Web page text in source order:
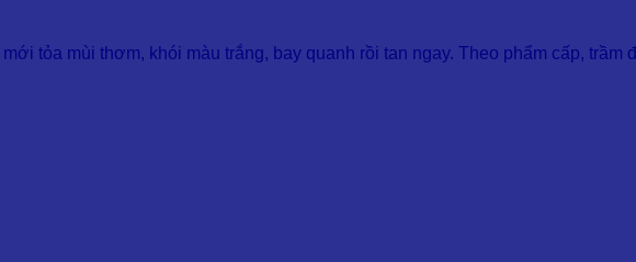
tỏa mùi thơm, khói màu trắng, bay quanh rồi tan ngay. Theo phẩm cấp, trầm